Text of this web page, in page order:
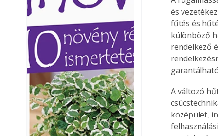
és
fűtés és
különböző
rendelkező
A változó
középület,